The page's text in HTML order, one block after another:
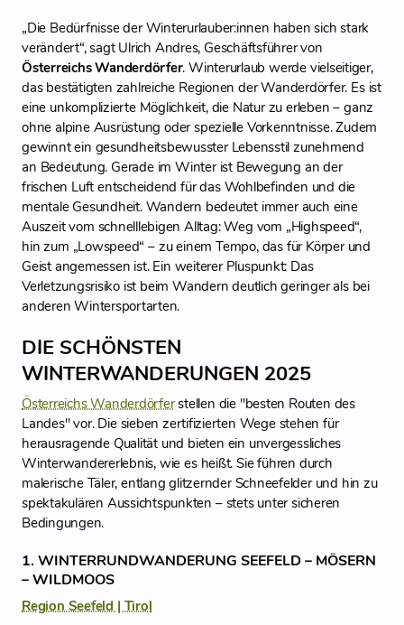
„Die Bedürfnisse der Winterurlauber:innen haben sich stark
verändert“, sagt Ulrich Andres, Geschäftsführer von
Österreichs Wanderdörfer. Winterurlaub werde vielseitiger,
das bestätigten zahlreiche Regionen der Wanderdörfer. Es ist
eine unkomplizierte Möglichkeit, die Natur zu erleben – ganz
ohne alpine Ausrüstung oder spezielle Vorkenntnisse. Zudem
gewinnt ein gesundheitsbewusster Lebensstil zunehmend
an Bedeutung. Gerade im Winter ist Bewegung an der
frischen Luft entscheidend für das Wohlbefinden und die
mentale Gesundheit. Wandern bedeutet immer auch eine
Auszeit vom schnelllebigen Alltag: Weg vom „Highspeed“,
hin zum „Lowspeed“ – zu einem Tempo, das für Körper und
Geist angemessen ist. Ein weiterer Pluspunkt: Das
Verletzungsrisiko ist beim Wandern deutlich geringer als bei
anderen Wintersportarten.
DIE SCHÖNSTEN
WINTERWANDERUNGEN 2025
Österreichs Wanderdörferstellen die "besten Routen des
Landes" vor. Die sieben zertifizierten Wege stehen für
herausragende Qualität und bieten ein unvergessliches
Winterwandererlebnis, wie es heißt. Sie führen durch
malerische Täler, entlang glitzernder Schneefelder und hin zu
spektakulären Aussichtspunkten – stets unter sicheren
Bedingungen.
1. WINTERRUNDWANDERUNG SEEFELD – MÖSERN
– WILDMOOS
Region Seefeld | Tirol